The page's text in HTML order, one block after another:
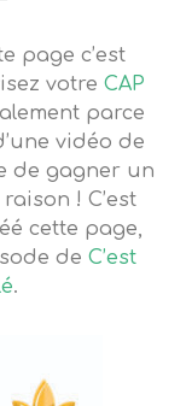
page c’est
votre CAP
parce
vidéo de
de gagner un
! C’est
cette page,
de C’est
.